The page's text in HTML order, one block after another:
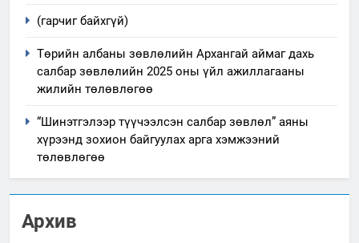
(гарчиг байхгүй)
Төрийн албаны зөвлөлийн Архангай аймаг дахь
салбар зөвлөлийн 2025 оны үйл ажиллагааны
жилийн төлөвлөгөө
“Шинэтгэлээр түүчээлсэн салбар зөвлөл” аяны
хүрээнд зохион байгуулах арга хэмжээний
төлөвлөгөө
Архив